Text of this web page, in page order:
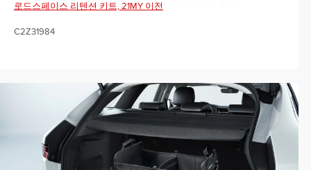
로드스페이스 리텐션 키트, 21MY 이전
C2Z31984